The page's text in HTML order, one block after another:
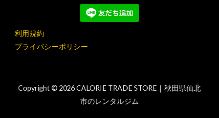
利用規約
プライバシーポリシー
Copyright © 2026 CALORIE TRADE STORE｜秋田県仙北
市のレンタルジム